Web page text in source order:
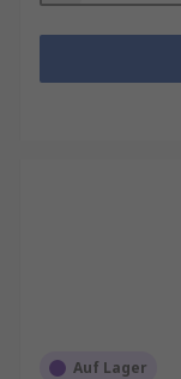
Auf Lager